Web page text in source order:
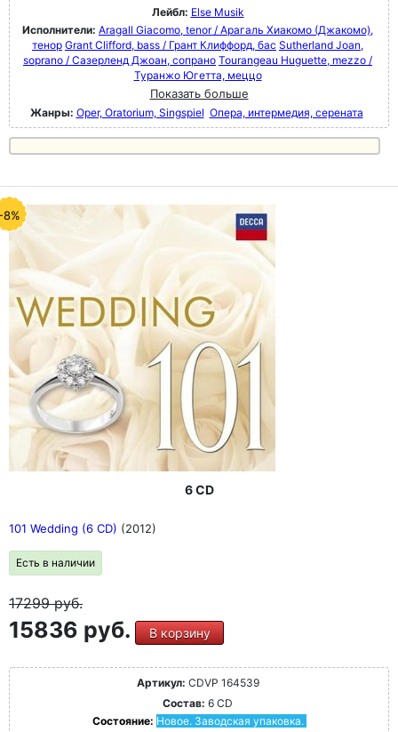
Лейбл: Else Musik
Исполнители: Aragall Giacomo, tenor / Арагаль Хиакомо (Джакомо),
тенор Grant Clifford, bass / Грант Клиффорд, бас Sutherland Joan,
soprano / Сазерленд Джоан, сопрано Tourangeau Huguette, mezzo /
Туранжо Югетта, меццо
Показать больше
Жанры: Oper, Oratorium, Singspiel Опера, интермедия, серената
8%
6 CD
101 Wedding (6 CD) (2012)
Есть в наличии
17299руб.
15836 руб. В корзину
Артикул: CDVP 164539
Состав: 6 CD
Состояние: Новое. Заводская упаковка.